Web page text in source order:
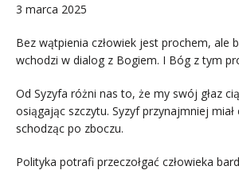
3 marca 2025
Bez wątpienia człowiek jest prochem, ale
wchodzi w dialog z Bogiem. I Bóg z tym
Od Syzyfa różni nas to, że my swój głaz
osiągając szczytu. Syzyf przynajmniej
schodząc po zboczu.
Polityka potrafi przeczołgać człowieka